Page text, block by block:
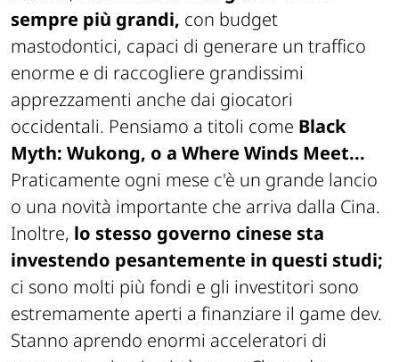
sempre più grandi, con budget
mastodontici, capaci di generare un traffico
enorme e di raccogliere grandissimi
apprezzamenti anche dai giocatori
occidentali. Pensiamo a titoli come Black
Myth: Wukong, o a Where Winds Meet...
Praticamente ogni mese c'è un grande lancio
o una novità importante che arriva dalla Cina.
Inoltre, lo stesso governo cinese sta
investendo pesantemente in questi studi;
ci sono molti più fondi e gli investitori sono
estremamente aperti a finanziare il game dev.
Stanno aprendo enormi acceleratori di